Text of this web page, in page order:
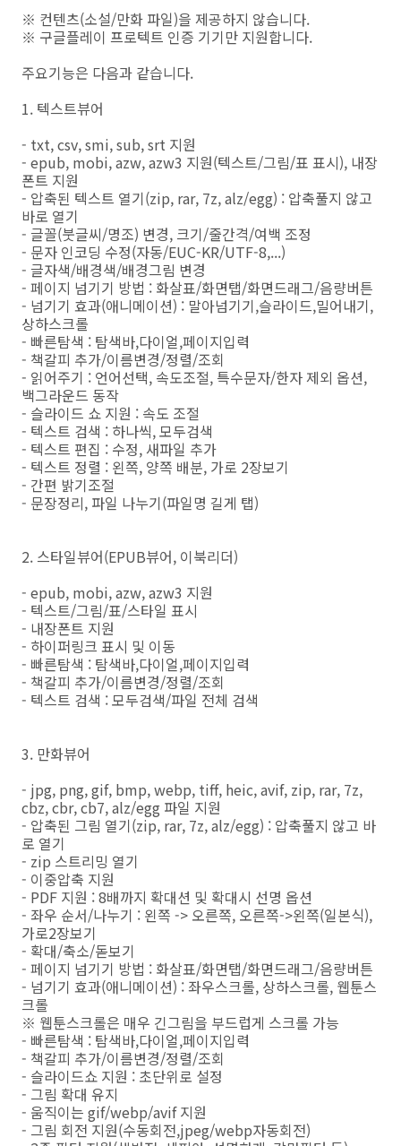
※ 컨텐츠(소설/만화 파일)을 제공하지 않습니다.
※ 구글플레이 프로텍트 인증 기기만 지원합니다.
주요기능은 다음과 같습니다.
1. 텍스트뷰어
- txt, csv, smi, sub, srt 지원
- epub, mobi, azw, azw3 지원(텍스트/그림/표 표시), 내장
폰트 지원
- 압축된 텍스트 열기(zip, rar, 7z, alz/egg) : 압축풀지 않고
바로 열기
- 글꼴(붓글씨/명조) 변경, 크기/줄간격/여백 조정
- 문자 인코딩 수정(자동/EUC-KR/UTF-8,...)
- 글자색/배경색/배경그림 변경
- 페이지 넘기기 방법 : 화살표/화면탭/화면드래그/음량버튼
- 넘기기 효과(애니메이션) : 말아넘기기,슬라이드,밀어내기,
상하스크롤
- 빠른탐색 : 탐색바,다이얼,페이지입력
- 책갈피 추가/이름변경/정렬/조회
- 읽어주기 : 언어선택, 속도조절, 특수문자/한자 제외 옵션,
백그라운드 동작
- 슬라이드 쇼 지원 : 속도 조절
- 텍스트 검색 : 하나씩, 모두검색
- 텍스트 편집 : 수정, 새파일 추가
- 텍스트 정렬 : 왼쪽, 양쪽 배분, 가로 2장보기
- 간편 밝기조절
- 문장정리, 파일 나누기(파일명 길게 탭)
2. 스타일뷰어(EPUB뷰어, 이북리더)
- epub, mobi, azw, azw3 지원
- 텍스트/그림/표/스타일 표시
- 내장폰트 지원
- 하이퍼링크 표시 및 이동
- 빠른탐색 : 탐색바,다이얼,페이지입력
- 책갈피 추가/이름변경/정렬/조회
- 텍스트 검색 : 모두검색/파일 전체 검색
3. 만화뷰어
- jpg, png, gif, bmp, webp, tiff, heic, avif, zip, rar, 7z,
cbz, cbr, cb7, alz/egg 파일 지원
- 압축된 그림 열기(zip, rar, 7z, alz/egg) : 압축풀지 않고 바
로 열기
- zip 스트리밍 열기
- 이중압축 지원
- PDF 지원 : 8배까지 확대션 및 확대시 선명 옵션
- 좌우 순서/나누기 : 왼쪽 -> 오른쪽, 오른쪽->왼쪽(일본식),
가로2장보기
- 확대/축소/돋보기
- 페이지 넘기기 방법 : 화살표/화면탭/화면드래그/음량버튼
- 넘기기 효과(애니메이션) : 좌우스크롤, 상하스크롤, 웹툰스
크롤
※ 웹툰스크롤은 매우 긴그림을 부드럽게 스크롤 가능
- 빠른탐색 : 탐색바,다이얼,페이지입력
- 책갈피 추가/이름변경/정렬/조회
- 슬라이드쇼 지원 : 초단위로 설정
- 그림 확대 유지
- 움직이는 gif/webp/avif 지원
- 그림 회전 지원(수동회전,jpeg/webp자동회전)